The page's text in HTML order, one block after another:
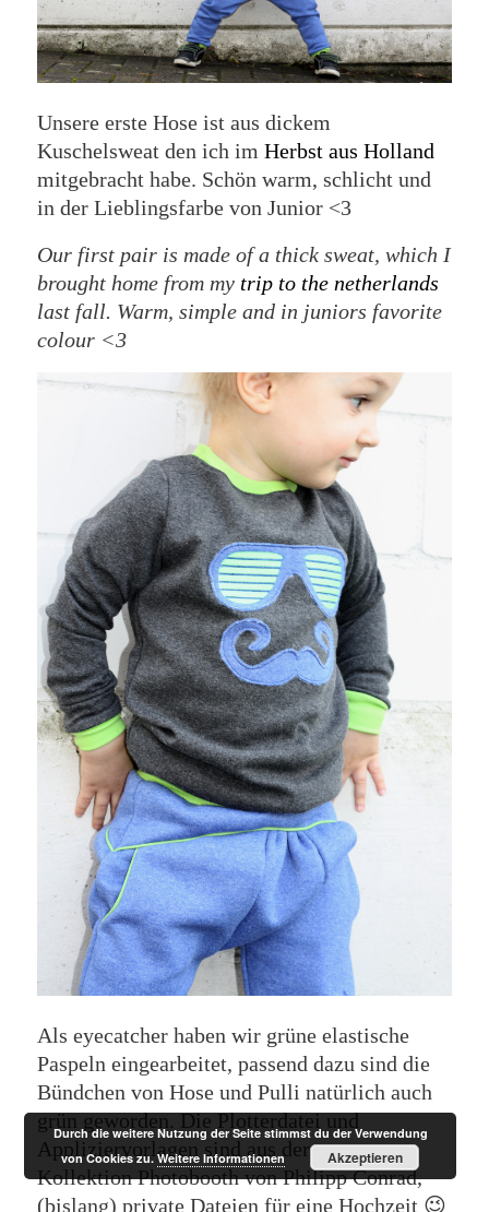
Unsere erste Hose ist aus dickem
Kuschelsweat den ich im Herbst aus Holland
mitgebracht habe. Schön warm, schlicht und
in der Lieblingsfarbe von Junior <3
Our first pair is made of a thick sweat, which I
brought home from my trip to the netherlands
last fall. Warm, simple and in juniors favorite
colour <3
Als eyecatcher haben wir grüne elastische
Paspeln eingearbeitet, passend dazu sind die
Bündchen von Hose und Pulli natürlich auch
grün geworden. Die Plotterdatei und
Appliziervorlagen sind aus der
Kollektion Photobooth von Philipp Conrad,
(bislang) private Dateien für eine Hochzeit 😉
Durch die weitere Nutzung der Seite stimmst du der Verwendung
von Cookies zu.Weitere Informationen Akzeptieren